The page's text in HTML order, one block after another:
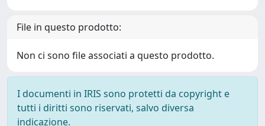
File in questo prodotto:
Non ci sono file associati a questo prodotto.
I documenti in IRIS sono protetti da copyright e
tutti i diritti sono riservati, salvo diversa
indicazione.